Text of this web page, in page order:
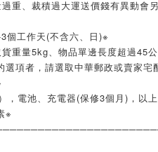
重、裁積過大運送價錢有異動會
個工作天(不含六、日)※
重量5kg、物品單邊長度超過45
項者，請選取中華郵政或賣家宅
，電池、充電器(保修3個月)，以
※